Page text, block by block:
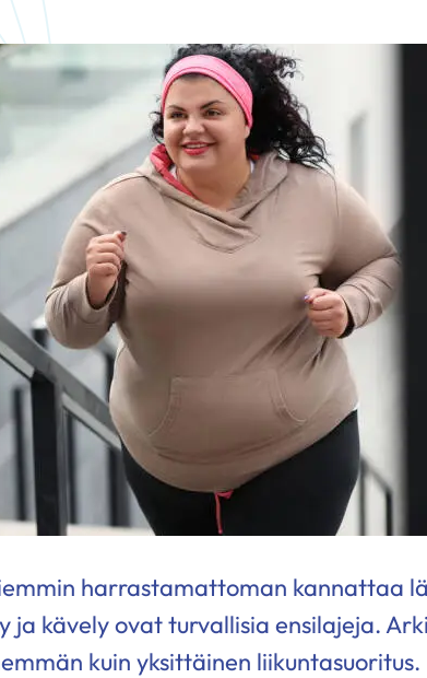
harrastamattoman kannattaa
ja kävely ovat turvallisia ensilajeja.
kuin yksittäinen liikuntasuoritus.